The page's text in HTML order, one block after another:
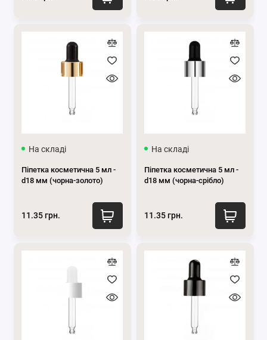
На складі
Піпетка косметична 5 мл -
d18 мм (чорна-золото)
11.35 грн.
На складі
Піпетка косметична 5 мл -
d18 мм (чорна-срібло)
11.35 грн.